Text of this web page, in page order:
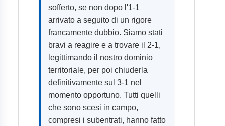
sofferto, se non dopo l'1-1
arrivato a seguito di un rigore
francamente dubbio. Siamo stati
bravi a reagire e a trovare il 2-1,
legittimando il nostro dominio
territoriale, per poi chiuderla
definitivamente sul 3-1 nel
momento opportuno. Tutti quelli
che sono scesi in campo,
compresi i subentrati, hanno fatto